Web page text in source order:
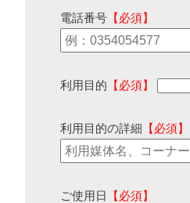
電話番号 【必須】
利用目的 【必須】
利用目的の詳細 【必須】
ご使用日 【必須】